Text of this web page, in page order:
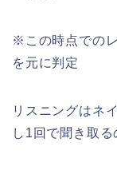
※この時点での
を元に判定
リスニングはネ
し1回で聞き取る